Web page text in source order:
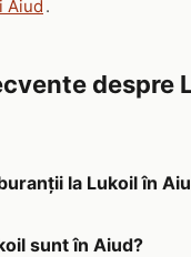
Aiud .
despre
la Lukoil în
sunt în Aiud?